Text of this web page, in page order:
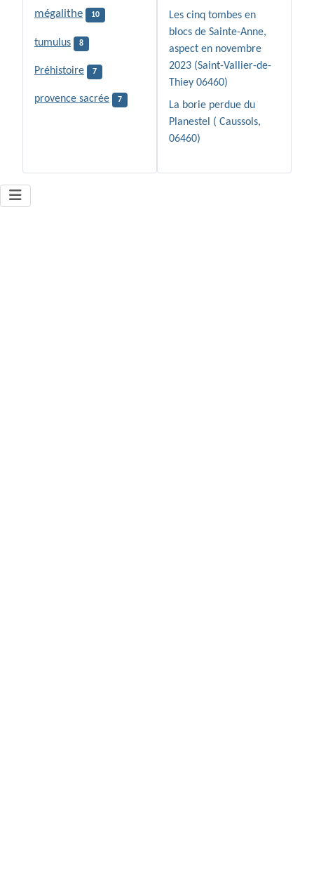
mégalithe 10
tumulus 8
Préhistoire 7
provence sacrée 7
Les cinq tombes en
blocs de Sainte-Anne,
aspect en novembre
2023 (Saint-Vallier-de-
Thiey 06460)
La borie perdue du
Planestel ( Caussols,
06460)